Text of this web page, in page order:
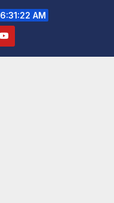
6:31:23 AM